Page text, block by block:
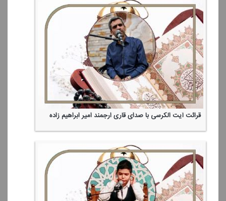
قرائت آیت الكرسی با صدای قاری ارجمند امیر ابراهیم زاده